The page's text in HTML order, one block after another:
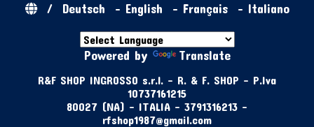
/ Deutsch - English - Français- Italiano
Powered by Translate
R&F SHOP INGROSSO s.r.l. - R. & F. SHOP - P.Iva
10737161215
80027 (NA) - ITALIA - 3791316213 -
rfshop1987@gmail.com